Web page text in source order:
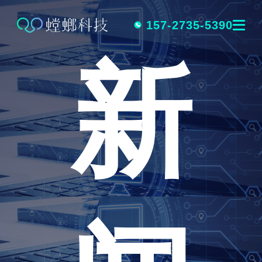
跳
内
容
157-2735-5390
新